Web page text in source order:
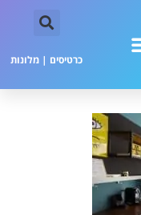
כרטיסים | מלונות